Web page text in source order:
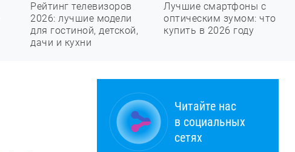
Рейтинг телевизоров
2026: лучшие модели
для гостиной, детской,
дачи и кухни
Лучшие смартфоны с
оптическим зумом: что
купить в 2026 году
Читайте нас
в социальных
сетях